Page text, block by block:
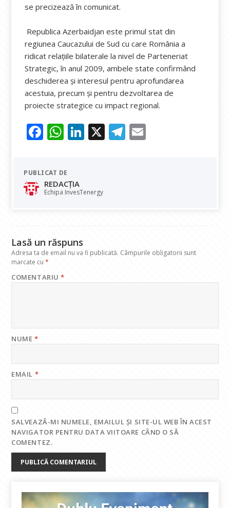
se precizează în comunicat.
Republica Azerbaidjan este primul stat din
regiunea Caucazului de Sud cu care România a
ridicat relațiile bilaterale la nivel de Parteneriat
Strategic, în anul 2009, ambele state confirmând
deschiderea și interesul pentru aprofundarea
acestuia, precum și pentru dezvoltarea de
proiecte strategice cu impact regional.
F
e
b
o
W
at
s
A
Li
dI
X T
PUBLICAT DE
REDACȚIA
Echipa InvesTenergy
Lasă un răspuns
Adresa ta de email nu va fi publicată. Câmpurile obligatorii sunt
marcate cu*
COMENTARIU*
NUME*
EMAIL *
SALVEAZĂ-MI NUMELE, EMAILUL ȘI SITE-UL WEB ÎN ACEST
NAVIGATOR PENTRU DATA VIITOARE CÂND O SĂ
COMENTEZ.